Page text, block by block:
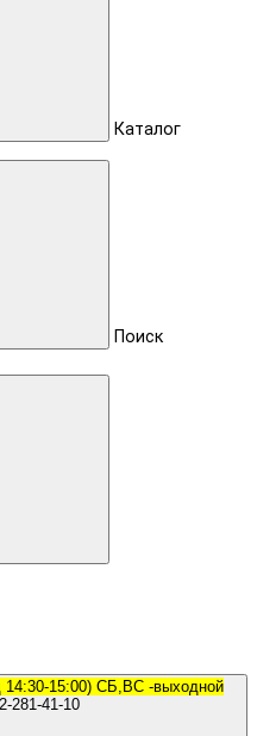
Каталог
Поиск
15:00) СБ,ВС -выходной